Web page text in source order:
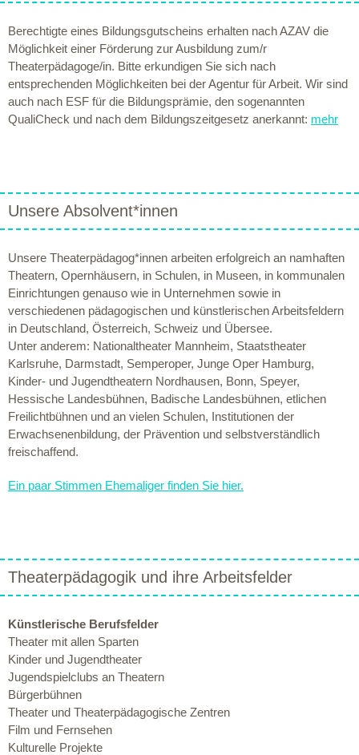
Berechtigte eines Bildungsgutscheins erhalten nach AZAV die
Möglichkeit einer Förderung zur Ausbildung zum/r
Theaterpädagoge/in. Bitte erkundigen Sie sich nach
entsprechenden Möglichkeiten bei der Agentur für Arbeit. Wir sind
auch nach ESF für die Bildungsprämie, den sogenannten
QualiCheck und nach dem Bildungszeitgesetz anerkannt: mehr
Unsere Absolvent*innen
Unsere Theaterpädagog*innen arbeiten erfolgreich an namhaften
Theatern, Opernhäusern, in Schulen, in Museen, in kommunalen
Einrichtungen genauso wie in Unternehmen sowie in
verschiedenen pädagogischen und künstlerischen Arbeitsfeldern
in Deutschland, Österreich, Schweiz und Übersee.
Unter anderem: Nationaltheater Mannheim, Staatstheater
Karlsruhe, Darmstadt, Semperoper, Junge Oper Hamburg,
Kinder- und Jugendtheatern Nordhausen, Bonn, Speyer,
Hessische Landesbühnen, Badische Landesbühnen, etlichen
Freilichtbühnen und an vielen Schulen, Institutionen der
Erwachsenenbildung, der Prävention und selbstverständlich
freischaffend.
Ein paar Stimmen Ehemaliger finden Sie hier.
Theaterpädagogik und ihre Arbeitsfelder
Künstlerische Berufsfelder
Theater mit allen Sparten
Kinder und Jugendtheater
Jugendspielclubs an Theatern
Bürgerbühnen
Theater und Theaterpädagogische Zentren
Film und Fernsehen
Kulturelle Projekte